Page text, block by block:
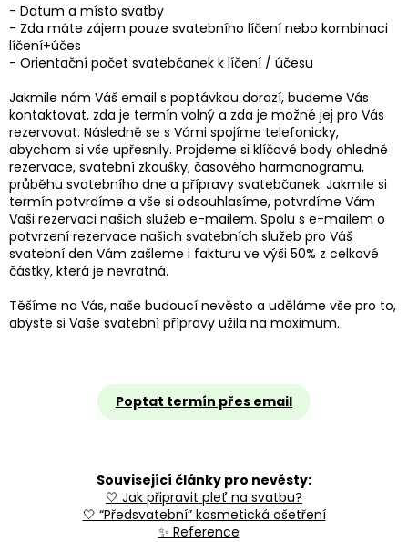
- Datum a místo svatby
- Zda máte zájem pouze svatebního líčení nebo kombinaci
líčení+účes
- Orientační počet svatebčanek k líčení / účesu
Jakmile nám Váš email s poptávkou dorazí, budeme Vás
kontaktovat, zda je termín volný a zda je možné jej pro Vás
rezervovat. Následně se s Vámi spojíme telefonicky,
abychom si vše upřesnily. Projdeme si klíčové body ohledně
rezervace, svatební zkoušky, časového harmonogramu,
průběhu svatebního dne a přípravy svatebčanek. Jakmile si
termín potvrdíme a vše si odsouhlasíme, potvrdíme Vám
Vaši rezervaci našich služeb e-mailem. Spolu s e-mailem o
potvrzení rezervace našich svatebních služeb pro Váš
svatební den Vám zašleme i fakturu ve výši 50% z celkové
částky, která je nevratná.
Těšíme na Vás, naše budoucí nevěsto a uděláme vše pro to,
abyste si Vaše svatební přípravy užila na maximum.
Poptat termín přes email
Související články pro nevěsty:
🤍 Jak připravit pleť na svatbu?
🤍 “Předsvatební” kosmetická ošetření
✨ Reference